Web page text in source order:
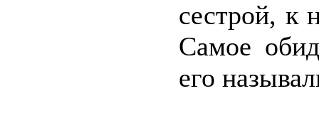
сестрой, к
Самое
его